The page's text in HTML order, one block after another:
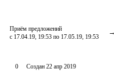
Приём предложений
с 17.04.19, 19:53 по 17.05.19, 19:53
0 Создан 22 апр 2019